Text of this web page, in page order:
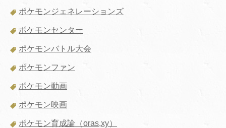
ポケモンジェネレーションズ
ポケモンセンター
ポケモンバトル大会
ポケモンファン
ポケモン動画
ポケモン映画
ポケモン育成論（oras,xy）